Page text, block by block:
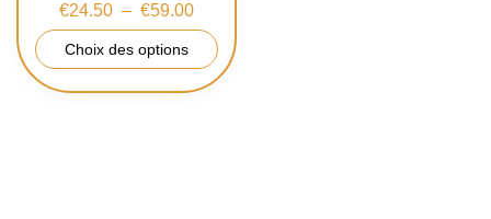
€24.50 – €59.00
Choix des options